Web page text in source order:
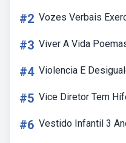
#2 Vozes Verbais
#3 Viver A Vida
#4 Violencia E
#5 Vice Diretor Tem
#6 Vestido Infantil 3